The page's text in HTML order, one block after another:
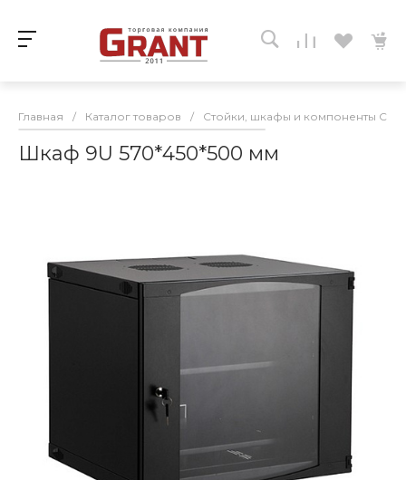
Главная / Каталог товаров / Стойки, шкафы и компоненты СКС
Шкаф 9U 570*450*500 мм